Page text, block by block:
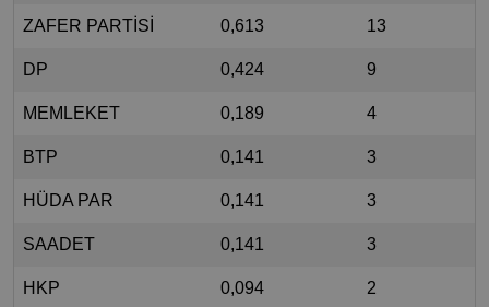
ZAFER PARTİSİ 0,613 13
DP 0,424 9
MEMLEKET 0,189 4
BTP 0,141 3
HÜDA PAR 0,141 3
SAADET 0,141 3
HKP 0,094 2